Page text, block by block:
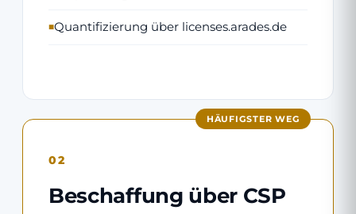
Quantifizierung über licenses.arades.de
HÄUFIGSTER WEG
02
Beschaffung über CSP